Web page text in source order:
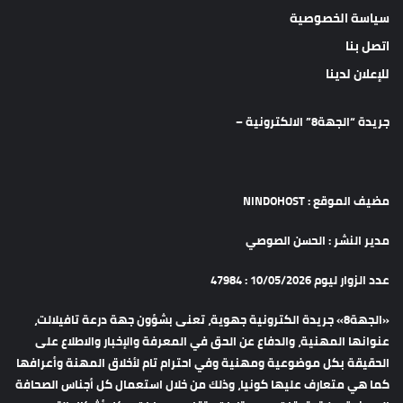
سياسة الخصوصية
اتصل بنا
للإعلان لدينا
جريدة “الجهة8” الالكترونية –
مضيف الموقع : NINDOHOST
مدير النشر : الحسن الصوصي
عدد الزوار ليوم 10/05/2026 : 47984
«الجهة8» جريدة الكترونية جهوية، تعنى بشؤون جهة درعة تافيلالت،
عنوانها المهنية، والدفاع عن الحق في المعرفة والإخبار والاطلاع على
الحقيقة بكل موضوعية ومهنية وفي احترام تام لأخلاق المهنة وأعرافها
كما هي متعارف عليها كونيا، وذلك من خلال استعمال كل أجناس الصحافة